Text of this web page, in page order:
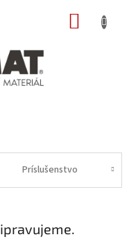
Príslušenstvo